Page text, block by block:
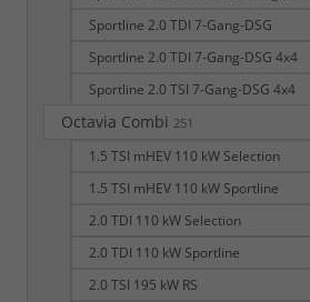
Sportline 2.0 TDI 7-Gang-DSG
Sportline 2.0 TDI 7-Gang-DSG 4x4
Sportline 2.0 TSI 7-Gang-DSG 4x4
Octavia Combi 251
1.5 TSI mHEV 110 kW Selection
1.5 TSI mHEV 110 kW Sportline
2.0 TDI 110 kW Selection
2.0 TDI 110 kW Sportline
2.0 TSI 195 kW RS